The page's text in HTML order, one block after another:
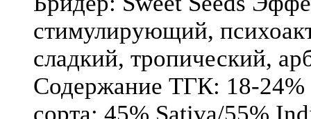
стимулирующий,
сладкий, тропический,
Содержание ТГК: 18-